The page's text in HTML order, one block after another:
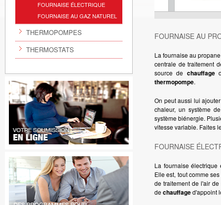
FOURNAISE ÉLECTRIQUE
FOURNAISE AU GAZ NATUREL
THERMOPOMPES
THERMOSTATS
FOURNAISE AU
La fournaise au
centrale de traitement
source de chauffage
thermopompe.
On peut aussi lui
chaleur, un système
système biénergie.
vitesse variable. Faites
FOURNAISE
La fournaise électrique
Elle est, tout comme
de traitement de l'air
dechauffaged'appoint